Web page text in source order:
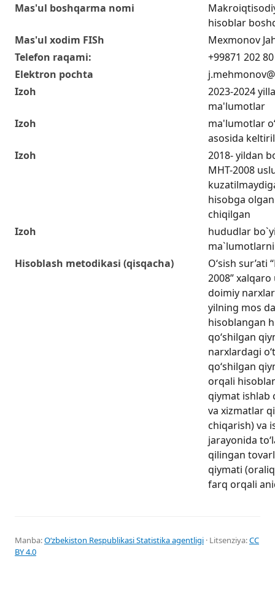
Mas'ul boshqarma nomi
hisoblar
Mas'ul xodim FISh
Mexmonov
Telefon raqami:
+99871 202
Elektron pochta
Izoh
2023-2024
ma'lumotlar
Izoh
ma'lumotlar
asosida
Izoh
2018- yildan
MHT-2008
hisobga
chiqilgan
Izoh
hududlar
Hisoblash metodikasi (qisqacha)
O‘sish
2008”
doimiy
yilning mos
hisoblangan
qo‘shilgan
narxlardagi
qo‘shilgan
orqali
qiymat ishlab
va xizmatlar
chiqarish) va
jarayonida
qilingan
qiymati
farq orqali
Manba:Oʻzbekiston Respublikasi Statistika agentligi · Litsenziya:CC
BY 4.0